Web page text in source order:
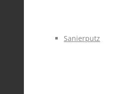
Sanierputz